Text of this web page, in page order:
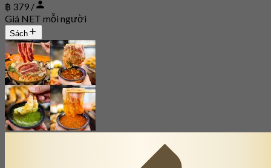
฿ 379 /
Giá NET mỗi người
Sách